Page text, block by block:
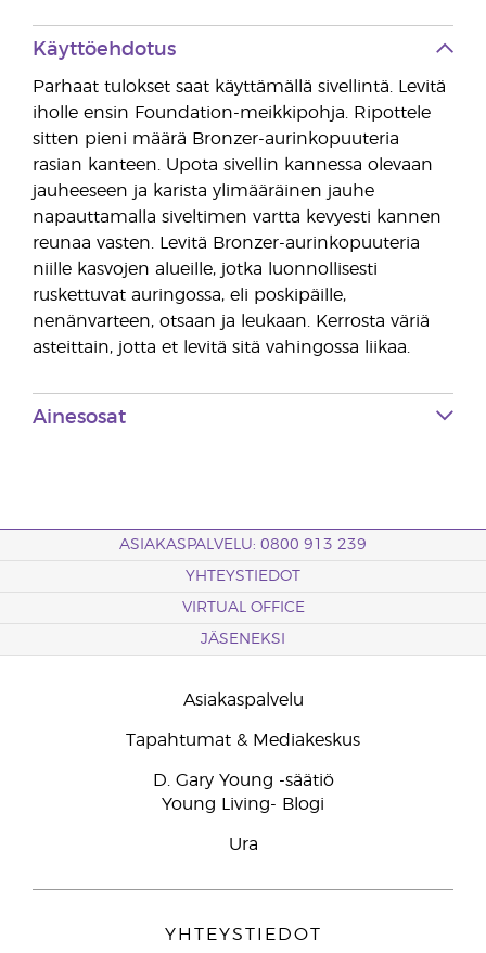
Käyttöehdotus
Parhaat tulokset saat käyttämällä sivellintä. Levitä
iholle ensin Foundation-meikkipohja. Ripottele
sitten pieni määrä Bronzer-aurinkopuuteria
rasian kanteen. Upota sivellin kannessa olevaan
jauheeseen ja karista ylimääräinen jauhe
napauttamalla siveltimen vartta kevyesti kannen
reunaa vasten. Levitä Bronzer-aurinkopuuteria
niille kasvojen alueille, jotka luonnollisesti
ruskettuvat auringossa, eli poskipäille,
nenänvarteen, otsaan ja leukaan. Kerrosta väriä
asteittain, jotta et levitä sitä vahingossa liikaa.
Ainesosat
ASIAKASPALVELU: 0800 913 239
YHTEYSTIEDOT
VIRTUAL OFFICE
JÄSENEKSI
Asiakaspalvelu
Tapahtumat & Mediakeskus
D. Gary Young -säätiö
Young Living- Blogi
Ura
YHTEYSTIEDOT